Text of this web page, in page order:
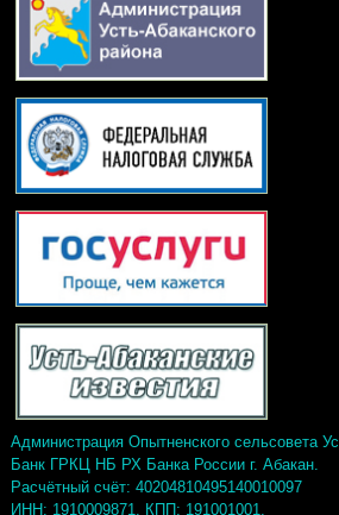
Администрация Опытненского сельсовета
Банк ГРКЦ НБ РХ Банка России г. Абакан.
Расчётный счёт: 40204810495140010097
ИНН: 1910009871, КПП: 191001001,